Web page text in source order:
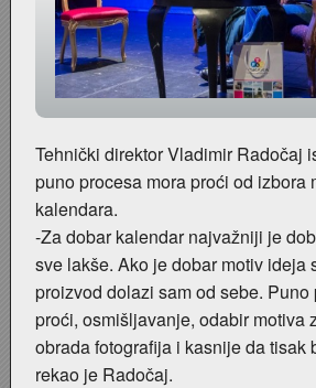
Zima 1967. godine
Zagreb - Karlovac 1:1
Vukmanić 1975. godine
Vatrogasna vježba
VAGA
Trgovina Merkur
Stari nogometni stadion
Ramo
Razglednice Karlovca
Tehnička škola generacija
Zidić
Čoki
Štafeta mladosti 1988.
Željeznički most preko Kupe
Obitelj Balaš
Obitelj Hauptfeld
Tehnički direktor Vladimir Radočaj
puno procesa mora proći od izbora
kalendara.
-Za dobar kalendar najvažniji je
sve lakše. Ako je dobar motiv ideja
proizvod dolazi sam od sebe. Puno
proći, osmišljavanje, odabir motiva
obrada fotografija i kasnije da tisak
rekao je Radočaj.